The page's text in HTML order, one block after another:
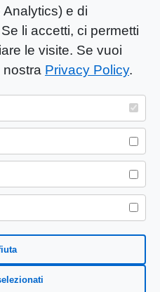
e di
li accetti, ci permetti
le visite. Se vuoi
nostra Privacy Policy.
è una testata
di Mastino S.R.L.
Santa Maria
900 del 31/01/2025 |
VIA LORENZO MARIA